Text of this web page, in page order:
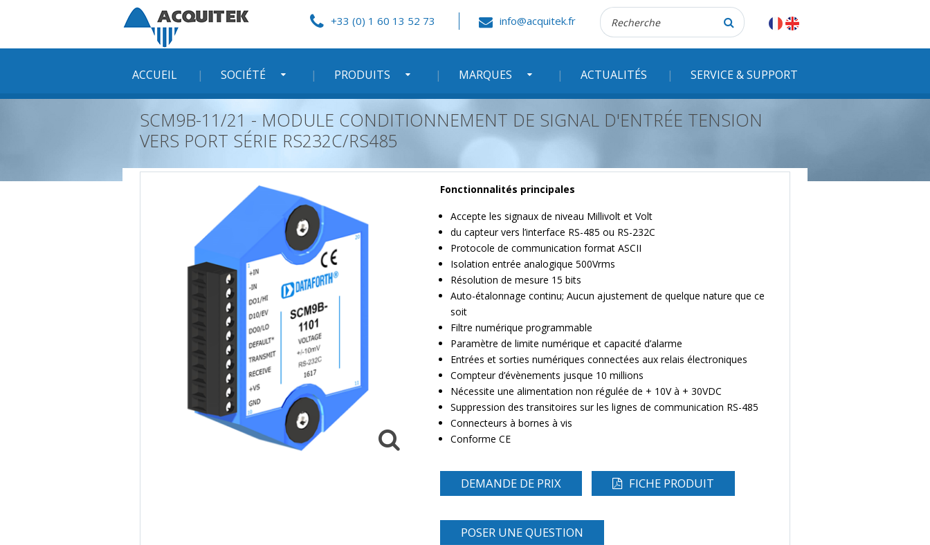
ACCUEIL SOCIÉTÉ PRODUITS MARQUES ACTUALITÉS SERVICE & SUPPORT
+33 (0) 1 60 13 52 73 info@acquitek.fr
Recherche
:
SCM9B-11/21 - MODULE CONDITIONNEMENT DE SIGNAL D'ENTRÉE TENSION
VERS PORT SÉRIE RS232C/RS485
Fonctionnalités principales
Accepte les signaux de niveau Millivolt et Volt
du capteur vers l’interface RS-485 ou RS-232C
Protocole de communication format ASCII
Isolation entrée analogique 500Vrms
Résolution de mesure 15 bits
Auto-étalonnage continu; Aucun ajustement de quelque nature que ce
soit
Filtre numérique programmable
Paramètre de limite numérique et capacité d’alarme
Entrées et sorties numériques connectées aux relais électroniques
Compteur d’évènements jusque 10 millions
Nécessite une alimentation non régulée de + 10V à + 30VDC
Suppression des transitoires sur les lignes de communication RS-485
Connecteurs à bornes à vis
Conforme CE
DEMANDE DE PRIX FICHE PRODUIT
POSER UNE QUESTION